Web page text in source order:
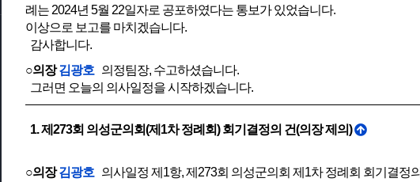
례는 2024년 5월 22일자로 공포하였다는 통보가 있었습니다.
이상으로 보고를 마치겠습니다.
감사합니다.
○의장김광호 의정팀장, 수고하셨습니다.
그러면 오늘의 의사일정을 시작하겠습니다.
1. 제273회 의성군의회(제1차 정례회) 회기결정의 건(의장 제의)
○의장김광호 의사일정 제1항, 제273회 의성군의회 제1차 정례회 회기결정